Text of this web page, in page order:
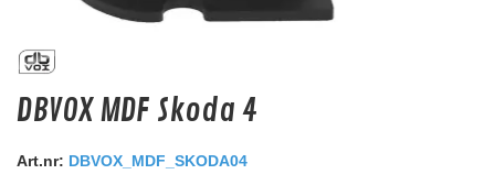
ISO adapter Citroen, Peugeot
ISO adapter Citroën, Lancia, Peugeot, Toyota
Snabblager 1-3 dagar
DBVOX MDF Skoda 4
Art.nr: DBVOX_MDF_SKODA04